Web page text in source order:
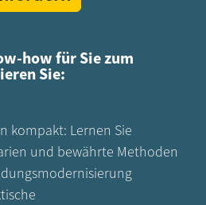
how für Sie zum
Sie:
kompakt: Lernen Sie
und bewährte Methoden